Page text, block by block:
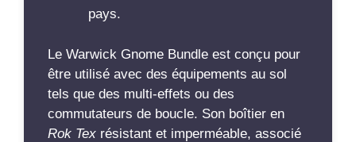
pays.
Le Warwick Gnome Bundle est conçu pour
être utilisé avec des équipements au sol
tels que des multi-effets ou des
commutateurs de boucle. Son boîtier en
Rok Tex résistant et imperméable, associé